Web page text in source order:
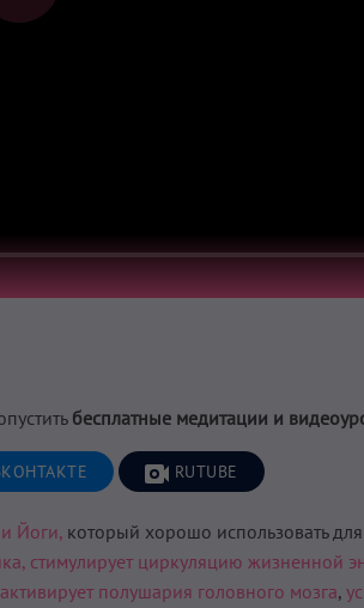
бесплатные медитации и
RUTUBE
Йоги, который хорошо использовать
стимулирует циркуляцию жизненной
активирует полушария головного мозга,